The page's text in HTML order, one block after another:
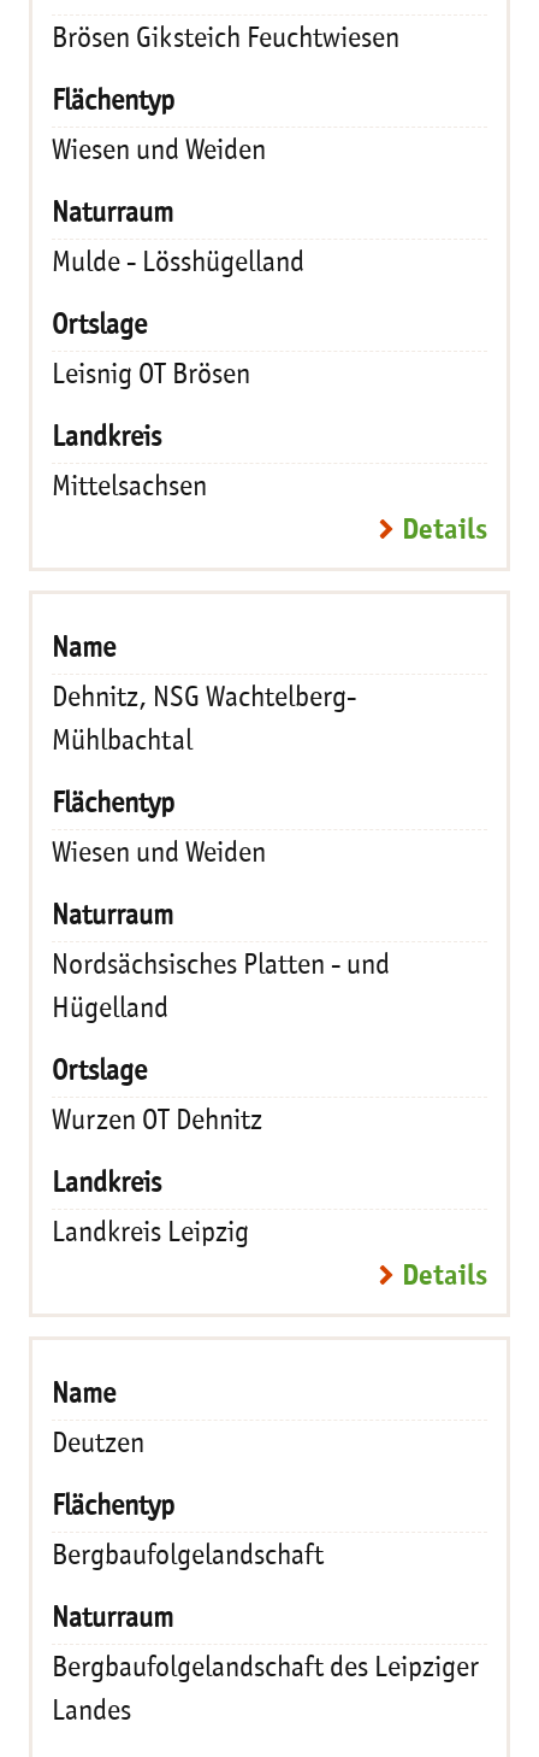
Brösen Giksteich Feuchtwiesen
Wiesen und Weiden
Mulde - Lösshügelland
Leisnig OT Brösen
Mittelsachsen
Details
Dehnitz, NSG Wachtelberg-
Mühlbachtal
Wiesen und Weiden
Nordsächsisches Platten - und
Hügelland
Wurzen OT Dehnitz
Landkreis Leipzig
Details
Deutzen
Bergbaufolgelandschaft
Bergbaufolgelandschaft des Leipziger
Landes